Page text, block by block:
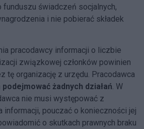
funduszu świadczeń socjalnych,
i nie pobierać składek
pracodawcy informacji o liczbie
związkowej członków powinien
tę organizację z urzędu. Pracodawca
żadnych działań. W
nie musi występować z
informacji, pouczać o konieczności jej
o skutkach prawnych braku